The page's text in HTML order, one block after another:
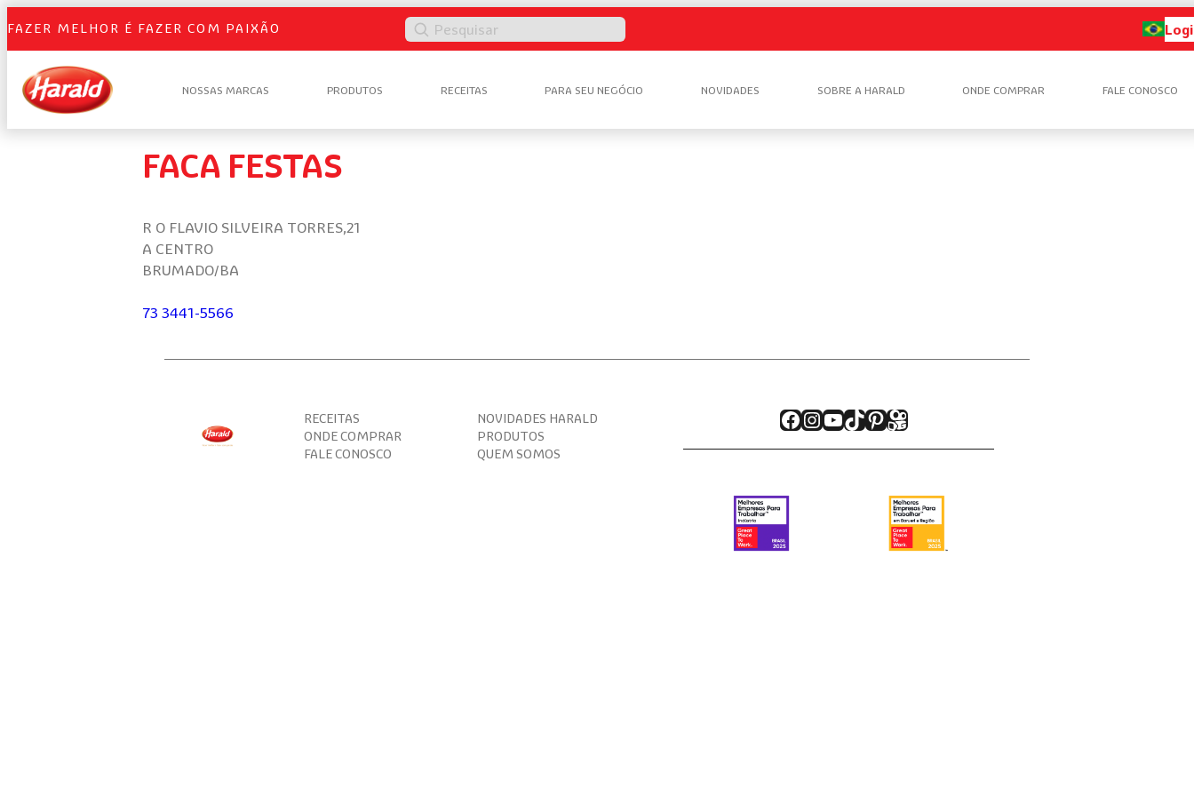
FAZER MELHOR É FAZER COM PAIXÃO Pesquisar
NOSSAS MARCAS PRODUTOS RECEITAS PARA SEU NEGÓCIO NOVIDADES SOBRE A HARALD ONDE COMPRAR FALE CONOSCO
FACA FESTAS
R O FLAVIO SILVEIRA TORRES,21
A CENTRO
BRUMADO/BA
73 3441-5566
RECEITAS
NOVIDADES HARALD
ONDE COMPRAR
PRODUTOS
FALE CONOSCO
QUEM SOMOS
Facebook
Instagram
Youtube
TikTok
Pinterest
Kwai